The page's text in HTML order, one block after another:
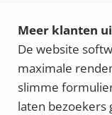
Meer klanten
De website
maximale
slimme
laten bezoekers